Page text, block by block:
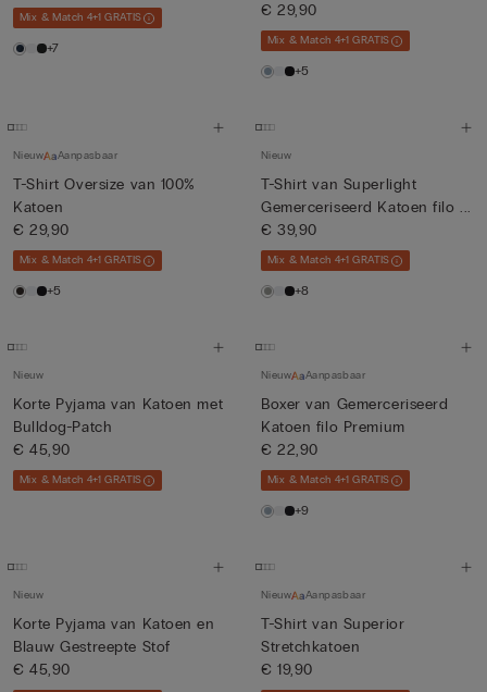
Mix & Match 4+1 GRATIS
+7
€ 29,90
Mix & Match 4+1 GRATIS
+5
Nieuw Aanpasbaar
T-Shirt Oversize van 100%
Katoen
€ 29,90
Mix & Match 4+1 GRATIS
+5
Nieuw
T-Shirt van Superlight
Gemerceriseerd Katoen filo ...
€ 39,90
Mix & Match 4+1 GRATIS
+8
Nieuw
Korte Pyjama van Katoen met
Bulldog-Patch
€ 45,90
Mix & Match 4+1 GRATIS
Nieuw Aanpasbaar
Boxer van Gemerceriseerd
Katoen filo Premium
€ 22,90
Mix & Match 4+1 GRATIS
+9
Nieuw
Korte Pyjama van Katoen en
Blauw Gestreepte Stof
€ 45,90
Nieuw Aanpasbaar
T-Shirt van Superior
Stretchkatoen
€ 19,90